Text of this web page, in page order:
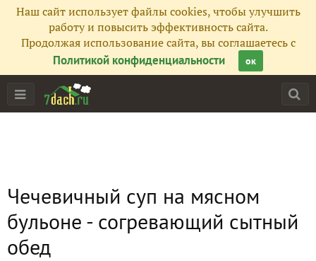
Наш сайт использует файлы cookies, чтобы улучшить
работу и повысить эффективность сайта.
Продолжая использование сайта, вы соглашаетесь с
Политикой конфиденциальности
ок
Чечевичный суп на мясном
бульоне - согревающий сытный
обед